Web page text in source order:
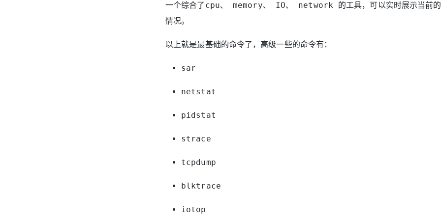
一个综合了cpu、 memory、 IO、 network 的工具，可以实时展示当前的
情况。
以上就是最基础的命令了，高级一些的命令有：
sar
netstat
pidstat
strace
tcpdump
blktrace
iotop